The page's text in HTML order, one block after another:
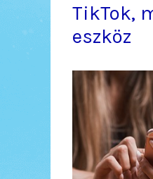
TikTok,
eszköz